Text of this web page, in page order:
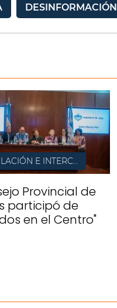
DESINFORMACIÓN
ARTICULACIÓN E INTERCAMBIO
Provincial de
participó de
en el Centro"